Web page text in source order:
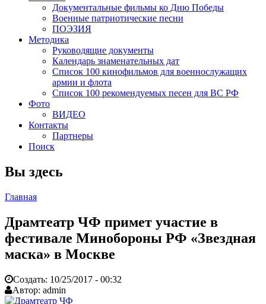
Документальные фильмы ко Дню Победы
Военные патриотические песни
ПОЭЗИЯ
Методика
Руководящие документы
Календарь знаменательных дат
Список 100 кинофильмов для военнослужащих
армии и флота
Список 100 рекомендуемых песен для ВС РФ
Фото
ВИДЕО
Контакты
Партнеры
Поиск
Вы здесь
Главная
Драмтеатр ЧФ примет участие в
фестивале Минобороны РФ «Звездная
маска» в Москве
Создать: 10/25/2017 - 00:32
Автор: admin